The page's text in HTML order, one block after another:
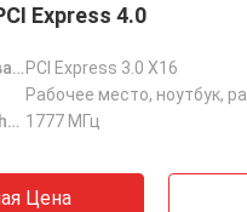
Express 4.0
Состояние товара: PCI Express 3.0 X16
Рабочее место, ноутбук,
Часы ядра ((Mhz): 1777 МГц
Цена